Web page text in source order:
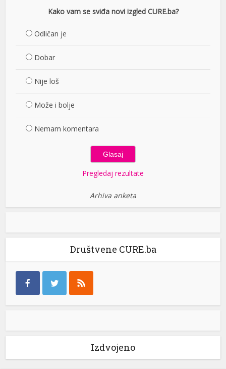
Kako vam se sviđa novi izgled CURE.ba?
Odličan je
Dobar
Nije loš
Može i bolje
Nemam komentara
Pregledaj rezultate
Arhiva anketa
Društvene CURE.ba
Izdvojeno